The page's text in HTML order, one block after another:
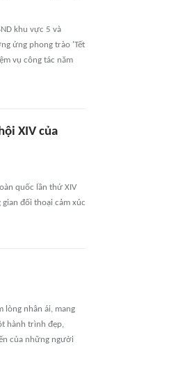
khu vực 5 và
ứng phong trào 'Tết
vụ công tác năm
XIV của
quốc lần thứ XIV
đối thoại cảm xúc
lòng nhân ái, mang
hành trình đẹp,
của những người